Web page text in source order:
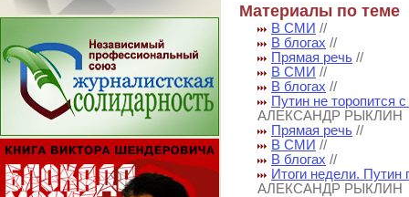
Материалы по теме
В СМИ //
В блогах //
Прямая речь //
В СМИ //
В блогах //
Путин не торопится
АЛЕКСАНДР РЫКЛИН
Прямая речь //
В СМИ //
В блогах //
Итоги недели. Путин
АЛЕКСАНДР РЫКЛИН